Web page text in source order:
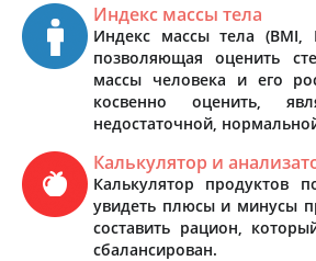
Индекс массы тела
Индекс массы тела
позволяющая оценить
массы человека и его
косвенно оценить,
недостаточной,
Калькулятор и
Калькулятор продуктов
увидеть плюсы и минусы
составить рацион,
сбалансирован.